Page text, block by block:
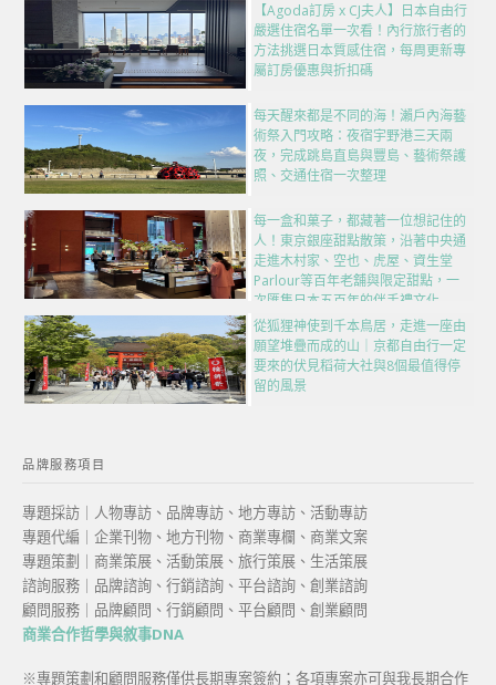
【Agoda訂房 x CJ夫人】日本自由行
嚴選住宿名單一次看！內行旅行者的
方法挑選日本質感住宿，每周更新專
屬訂房優惠與折扣碼
每天醒來都是不同的海！瀨戶內海藝
術祭入門攻略：夜宿宇野港三天兩
夜，完成跳島直島與豐島、藝術祭護
照、交通住宿一次整理
每一盒和菓子，都藏著一位想記住的
人！東京銀座甜點散策，沿著中央通
走進木村家、空也、虎屋、資生堂
Parlour等百年老舖與限定甜點，一
次匯集日本五百年的伴手禮文化
從狐狸神使到千本鳥居，走進一座由
願望堆疊而成的山｜京都自由行一定
要來的伏見稻荷大社與8個最值得停
留的風景
品牌服務項目
專題採訪｜人物專訪、品牌專訪、地方專訪、活動專訪
專題代編｜企業刊物、地方刊物、商業專欄、商業文案
專題策劃｜商業策展、活動策展、旅行策展、生活策展
諮詢服務｜品牌諮詢、行銷諮詢、平台諮詢、創業諮詢
顧問服務｜品牌顧問、行銷顧問、平台顧問、創業顧問
商業合作哲學與敘事DNA
※專題策劃和顧問服務僅供長期專案簽約；各項專案亦可與我長期合作